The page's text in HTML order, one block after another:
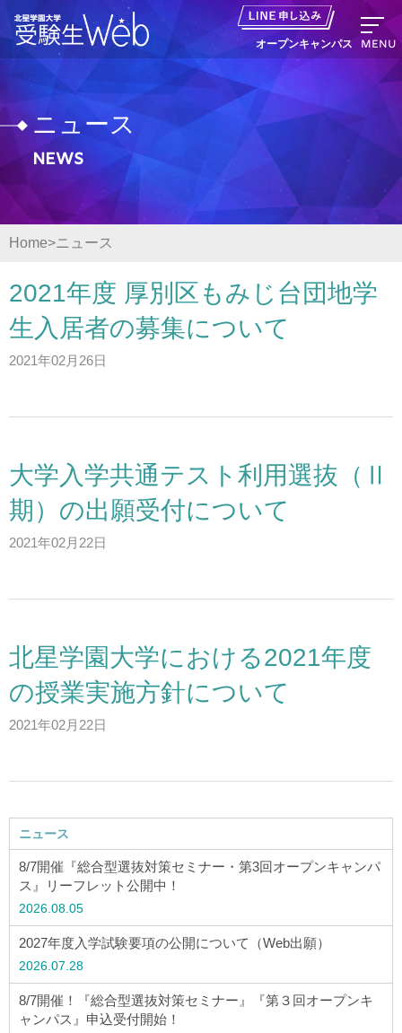
オープンキャンパス MENU
資料請求
出願の流れ
ニュース
デジタルパンフレット
お問い合わせ
サイトマップ
入試情報
入試イベント
キャンパスライフ
学費・奨学金
大学公式サイト
〒004-8631 北海道札幌市厚別区大谷地西2-3-1
Tel：011-891-2731（代表）
ニュース
News
Home ニュース
2021年度 厚別区もみじ台団地学
生入居者の募集について
2021年02月26日
大学入学共通テスト利用選抜（Ⅱ
期）の出願受付について
2021年02月22日
北星学園大学における2021年度
の授業実施方針について
2021年02月22日
ニュース
8/7開催『総合型選抜対策セミナー・第3回オープンキャンパ
ス』リーフレット公開中！
2026.08.05
2027年度入学試験要項の公開について（Web出願）
2026.07.28
8/7開催！『総合型選抜対策セミナー』『第３回オープンキ
ャンパス』申込受付開始！